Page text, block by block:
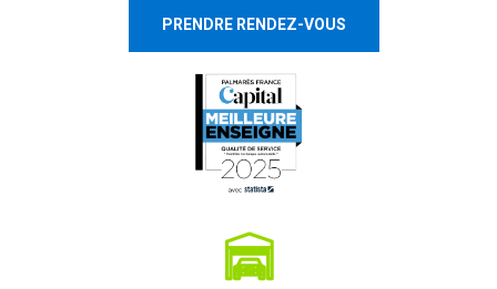
PRENDRE RENDEZ-VOUS